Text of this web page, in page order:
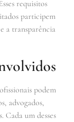
requisitos
participem
a transparência
podem
advogados,
Cada um desses